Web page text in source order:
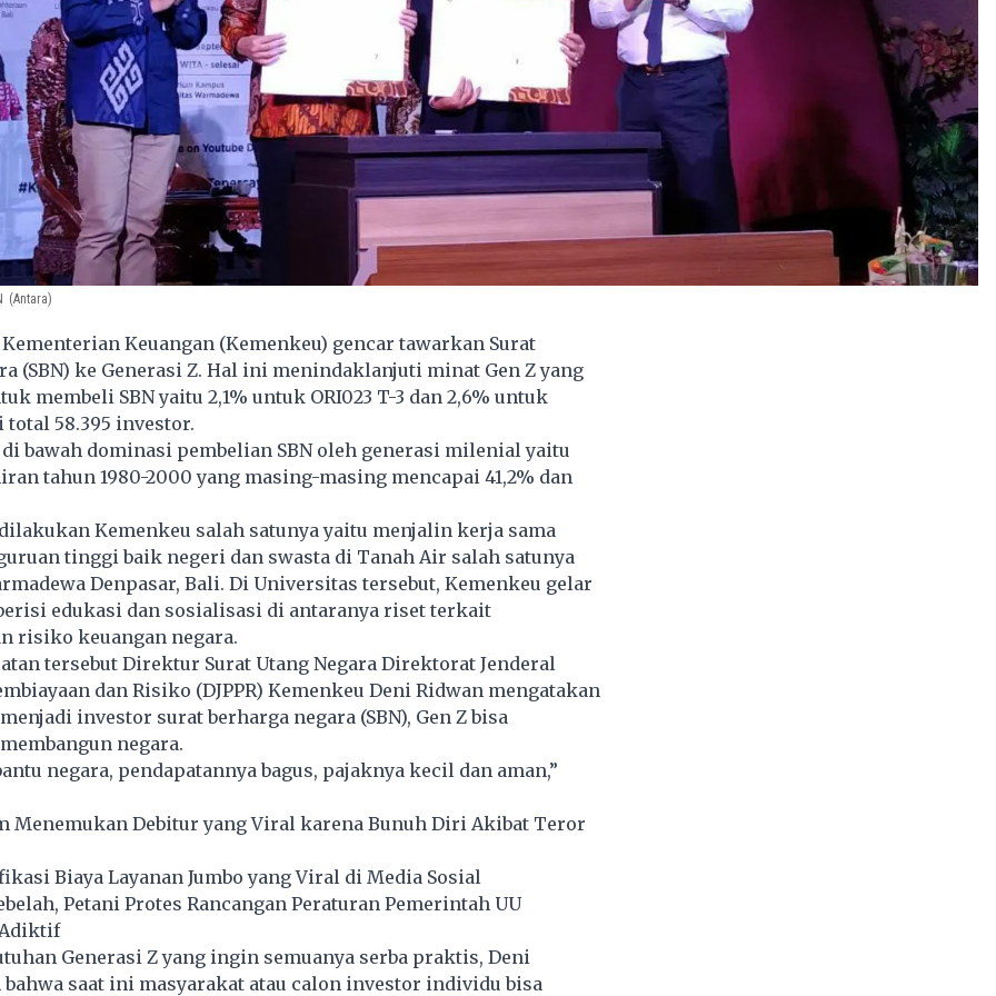
(Antara)
Keuangan (Kemenkeu) gencar tawarkan Surat
(SBN) ke Generasi Z. Hal ini menindaklanjuti minat Gen Z yang
membeli SBN yaitu 2,1% untuk ORI023 T-3 dan 2,6% untuk
total 58.395 investor.
bawah dominasi pembelian SBN oleh generasi milenial yaitu
tahun 1980-2000 yang masing-masing mencapai 41,2% dan
Kemenkeu salah satunya yaitu menjalin kerja sama
tinggi baik negeri dan swasta di Tanah Air salah satunya
Denpasar, Bali. Di Universitas tersebut, Kemenkeu gelar
edukasi dan sosialisasi di antaranya riset terkait
risiko keuangan negara.
tersebut Direktur Surat Utang Negara Direktorat Jenderal
dan Risiko (DJPPR) Kemenkeu Deni Ridwan mengatakan
investor surat berharga negara (SBN), Gen Z bisa
negara.
negara, pendapatannya bagus, pajaknya kecil dan aman,”
Menemukan Debitur yang Viral karena Bunuh Diri Akibat Teror
Biaya Layanan Jumbo yang Viral di Media Sosial
Petani Protes Rancangan Peraturan Pemerintah UU
Generasi Z yang ingin semuanya serba praktis, Deni
saat ini masyarakat atau calon investor individu bisa